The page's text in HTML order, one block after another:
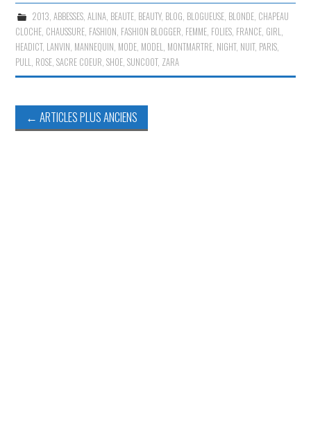
2013, ABBESSES, ALINA, BEAUTE, BEAUTY, BLOG, BLOGUEUSE, BLONDE, CHAPEAU
CLOCHE, CHAUSSURE, FASHION, FASHION BLOGGER, FEMME, FOLIES, FRANCE, GIRL,
HEADICT, LANVIN, MANNEQUIN, MODE, MODEL, MONTMARTRE, NIGHT, NUIT, PARIS,
PULL, ROSE,SACRE COEUR,SHOE,SUNCOOT, ZARA
Navigation
des
← ARTICLES PLUS ANCIENS